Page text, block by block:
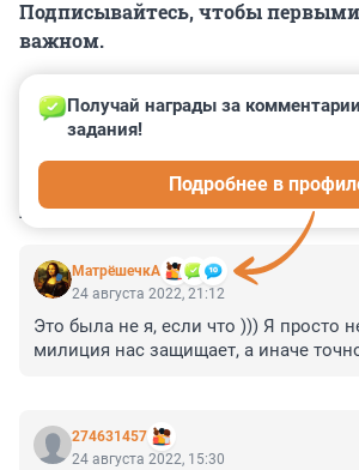
Подписывайтесь, чтобы первыми
важном.
КОММЕНТАРИИ 9
МатрёшечкА
Получай награды за
задания!
Подробнее в
24 августа 2022, 21:12
Это была не я, если что ))) Я просто
милиция нас защищает, а иначе
274631457
24 августа 2022, 15:30